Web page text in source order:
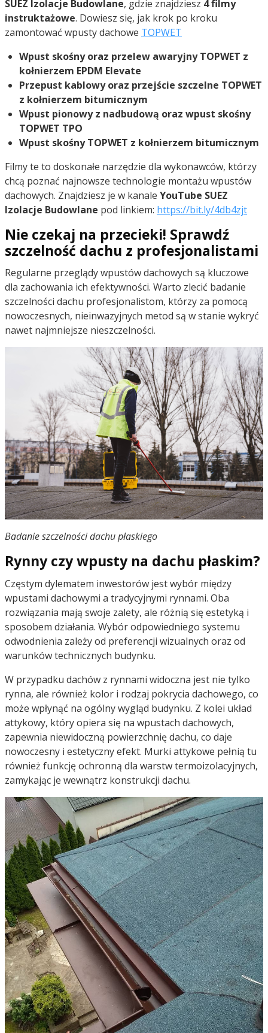
SUEZ Izolacje Budowlane, gdzie znajdziesz 4 filmy
instruktażowe. Dowiesz się, jak krok po kroku
zamontować wpusty dachowe TOPWET
Wpust skośny oraz przelew awaryjny TOPWET z
kołnierzem EPDM Elevate
Przepust kablowy oraz przejście szczelne TOPWET
z kołnierzem bitumicznym
Wpust pionowy z nadbudową oraz wpust skośny
TOPWET TPO
Wpust skośny TOPWET z kołnierzem bitumicznym
Filmy te to doskonałe narzędzie dla wykonawców, którzy
chcą poznać najnowsze technologie montażu wpustów
dachowych. Znajdziesz je w kanale YouTube SUEZ
Izolacje Budowlane pod linkiem: https://bit.ly/4db4zjt
Nie czekaj na przecieki! Sprawdź
szczelność dachu z profesjonalistami
Regularne przeglądy wpustów dachowych są kluczowe
dla zachowania ich efektywności. Warto zlecić badanie
szczelności dachu profesjonalistom, którzy za pomocą
nowoczesnych, nieinwazyjnych metod są w stanie wykryć
nawet najmniejsze nieszczelności.
Badanie szczelności dachu płaskiego
Rynny czy wpusty na dachu płaskim?
Częstym dylematem inwestorów jest wybór między
wpustami dachowymi a tradycyjnymi rynnami. Oba
rozwiązania mają swoje zalety, ale różnią się estetyką i
sposobem działania. Wybór odpowiedniego systemu
odwodnienia zależy od preferencji wizualnych oraz od
warunków technicznych budynku.
W przypadku dachów z rynnami widoczna jest nie tylko
rynna, ale również kolor i rodzaj pokrycia dachowego, co
może wpłynąć na ogólny wygląd budynku. Z kolei układ
attykowy, który opiera się na wpustach dachowych,
zapewnia niewidoczną powierzchnię dachu, co daje
nowoczesny i estetyczny efekt. Murki attykowe pełnią tu
również funkcję ochronną dla warstw termoizolacyjnych,
zamykając je wewnątrz konstrukcji dachu.